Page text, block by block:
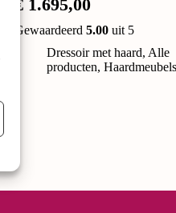
€1.695,00
Gewaardeerd 5.00uit 5
Dressoir met haard, Alle
producten, Haardmeubels